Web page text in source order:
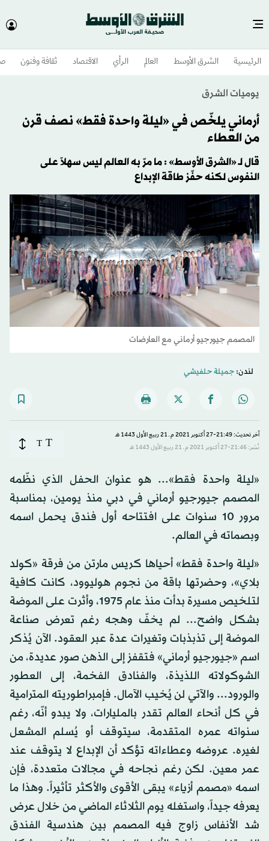
الرئيسية الشرق الأوسط​ العالم الرأي الاقتصاد ثقافة وفنون
يوميات الشرق
أرماني يلخّص في «ليلة واحدة فقط» نصف قرن
من العطاء
قال لـ «الشرق الأوسط» : ما مرّ به العالم ليس سهلاً على
النفوس لكنه حفّز طاقة الإبداع
المصمم جيورجيو أرماني مع العارضات
لندن:جميلة حلفيشي
آخر تحديث: 21:49-27 أكتوبر 2021 م ـ 21 ربيع الأول 1443 هـ
نُشر: 21:46-27 أكتوبر 2021 م ـ 21 ربيع الأول 1443 هـ
T
T
«ليلة واحدة فقط»... هو عنوان الحفل الذي نظّمه
المصمم جيورجيو أرماني في دبي منذ يومين، بمناسبة
مرور 10 سنوات على افتتاحه أول فندق يحمل اسمه
وبصماته في العالم.
«ليلة واحدة فقط» أحياها كريس مارتن من فرقة «كولد
بلاي»، وحضرتها باقة من نجوم هوليوود، كانت كافية
لتلخيص مسيرة بدأت منذ عام 1975، وأثرت على الموضة
بشكل واضح... لم يخفّ وهجه رغم تعرض صناعة
الموضة إلى تذبذبات وتغيرات عدة عبر العقود. الآن يُذكر
اسم «جيورجيو أرماني» فتقفز إلى الذهن صور عديدة، من
الشوكولاته اللذيذة، والفنادق الفخمة، إلى العطور
والورود... والآتي لن يُخيب الآمال. فإمبراطوريته المترامية
في كل أنحاء العالم تقدر بالمليارات، ولا يبدو أنّه، رغم
سنواته عمره المتقدمة، سيتوقف أو يُسلم المشعل
لغيره. عروضه وعطاءاته تؤكد أن الإبداع لا يتوقف عند
عمر معين. لكن رغم نجاحه في مجالات متعددة، فإن
اسمه «مصمم أزياء» يبقى الأقوى والأكثر تأثيراً. وهذا ما
يعرفه جيداً، واستغله يوم الثلاثاء الماضي من خلال عرض
شد الأنفاس زاوج فيه المصمم بين هندسية الفندق